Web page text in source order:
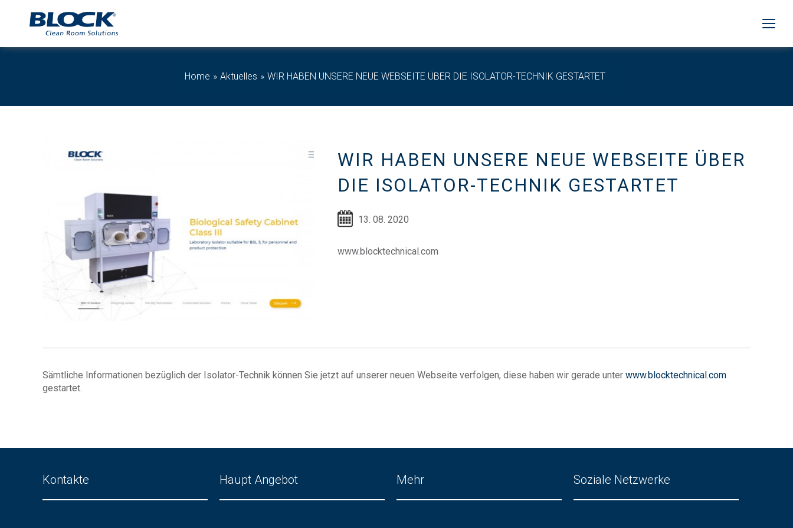
Home Aktuelles WIR HABEN UNSERE NEUE WEBSEITE ÜBER DIE ISOLATOR-TECHNIK GESTARTET
WIR HABEN UNSERE NEUE WEBSEITE ÜBER
DIE ISOLATOR-TECHNIK GESTARTET
13. 08. 2020
www.blocktechnical.com
Sämtliche Informationen bezüglich der Isolator-Technik können Sie jetzt auf unserer neuen Webseite verfolgen, diese haben wir gerade unter www.blocktechnical.com
gestartet.
Kontakte Haupt Angebot Mehr Soziale Netzwerke